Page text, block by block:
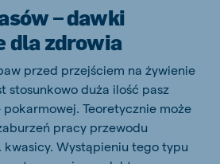
– dawki
dla zdrowia
przed przejściem na żywienie
stosunkowo duża ilość pasz
Teoretycznie może
pracy przewodu
kwasicy. Wystąpieniu tego typu